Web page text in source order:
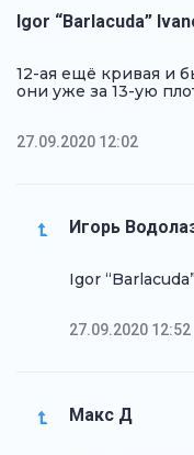
Igor “Barlacuda”
12-ая ещё кривая и
они уже за 13-ую
27.09.2020 12:02
Игорь
Igor
27.09.2020 12:52
Макс Д